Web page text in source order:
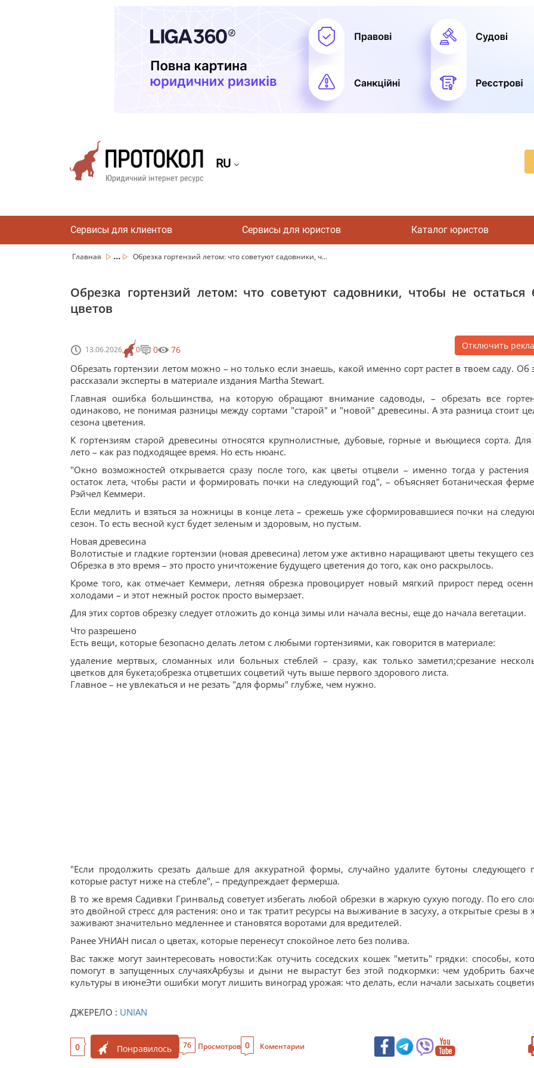
RU
Сервисы для клиентов Сервисы для юристов Каталог юристов
Главная ... Обрезка гортензий летом: что советуют садовники, ч...
Обрезка гортензий летом: что советуют садовники, чтобы не остаться
цветов
13.06.2026 0 0 76 Отключить
Обрезать гортензии летом можно – но только если знаешь, какой именно сорт растет в твоем саду. Об
рассказали эксперты в материале издания Martha Stewart.
Главная ошибка большинства, на которую обращают внимание садоводы, – обрезать все
одинаково, не понимая разницы между сортами "старой" и "новой" древесины. А эта разница стоит
сезона цветения.
К гортензиям старой древесины относятся крупнолистные, дубовые, горные и вьющиеся сорта.
лето – как раз подходящее время. Но есть нюанс.
"Окно возможностей открывается сразу после того, как цветы отцвели – именно тогда у растения
остаток лета, чтобы расти и формировать почки на следующий год", – объясняет ботаническая
Рэйчел Кеммери.
Если медлить и взяться за ножницы в конце лета – срежешь уже сформировавшиеся почки на
сезон. То есть весной куст будет зеленым и здоровым, но пустым.
Новая древесина
Волотистые и гладкие гортензии (новая древесина) летом уже активно наращивают цветы текущего
Обрезка в это время – это просто уничтожение будущего цветения до того, как оно раскрылось.
Кроме того, как отмечает Кеммери, летняя обрезка провоцирует новый мягкий прирост перед
холодами – и этот нежный росток просто вымерзает.
Для этих сортов обрезку следует отложить до конца зимы или начала весны, еще до начала вегетации.
Что разрешено
Есть вещи, которые безопасно делать летом с любыми гортензиями, как говорится в материале:
удаление мертвых, сломанных или больных стеблей – сразу, как только заметил;срезание
цветков для букета;обрезка отцветших соцветий чуть выше первого здорового листа.
Главное – не увлекаться и не резать "для формы" глубже, чем нужно.
"Если продолжить срезать дальше для аккуратной формы, случайно удалите бутоны следующего
которые растут ниже на стебле", – предупреждает фермерша.
В то же время Садивки Гринвальд советует избегать любой обрезки в жаркую сухую погоду. По его
это двойной стресс для растения: оно и так тратит ресурсы на выживание в засуху, а открытые срезы в
заживают значительно медленнее и становятся воротами для вредителей.
Ранее УНИАН писал о цветах, которые перенесут спокойное лето без полива.
Вас также могут заинтересовать новости:Как отучить соседских кошек "метить" грядки: способы,
помогут в запущенных случаяхАрбузы и дыни не вырастут без этой подкормки: чем удобрить
культуры в июнеЭти ошибки могут лишить виноград урожая: что делать, если начали засыхать
ДЖЕРЕЛО : UNIAN
0 Понравилось 76 Просмотров 0 Коментарии